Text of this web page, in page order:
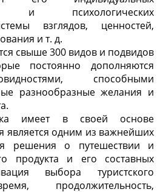
и психологических
взглядов, ценностей,
и т. д.
свыше 300 видов и подвидов
постоянно дополняются
способными
разнообразные желания и
имеет в своей основе
является одним из важнейших
решения о путешествии и
продукта и его составных
выбора туристского
продолжительность,